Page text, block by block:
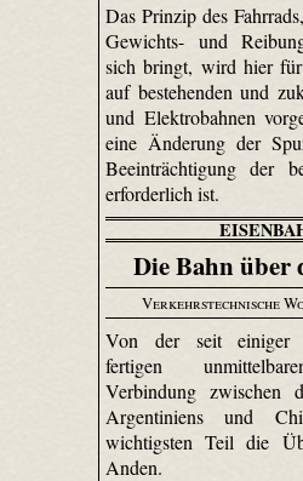
Das Prinzip des
Gewichts- und
sich bringt, wird hier
auf bestehenden und
und Elektrobahnen
eine Änderung der
Beeinträchtigung der
erforderlich ist.
Die Bahn über
Verkehrstechnische
Von der seit einiger
fertigen
Verbindung zwischen
Argentiniens und
wichtigsten Teil die
Anden.